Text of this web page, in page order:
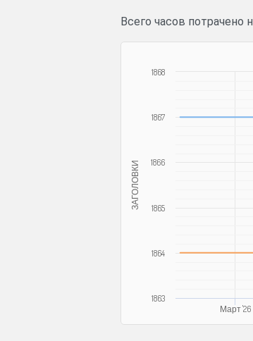
Всего часов потрачено
ЗАГОЛОВКИ
Март '26
1863
1864
1865
1866
1867
1868